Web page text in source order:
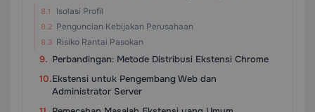
Isolasi Profil
Penguncian Kebijakan Perusahaan
Risiko Rantai Pasokan
Perbandingan: Metode Distribusi Ekstensi Chrome
Ekstensi untuk Pengembang Web dan
Administrator Server